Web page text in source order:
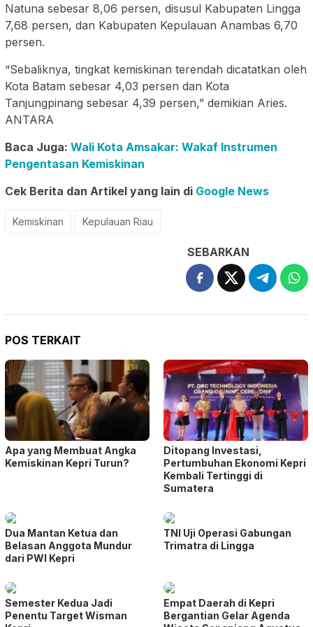
Natuna sebesar 8,06 persen, disusul Kabupaten Lingga
7,68 persen, dan Kabupaten Kepulauan Anambas 6,70
persen.
“Sebaliknya, tingkat kemiskinan terendah dicatatkan oleh
Kota Batam sebesar 4,03 persen dan Kota
Tanjungpinang sebesar 4,39 persen,” demikian Aries.
ANTARA
Baca Juga: Wali Kota Amsakar: Wakaf Instrumen
Pengentasan Kemiskinan
Cek Berita dan Artikel yang lain di Google News
Kemiskinan Kepulauan Riau
SEBARKAN
POS TERKAIT
Apa yang Membuat Angka
Kemiskinan Kepri Turun?
Ditopang Investasi,
Pertumbuhan Ekonomi Kepri
Kembali Tertinggi di
Sumatera
Dua Mantan Ketua dan
Belasan Anggota Mundur
dari PWI Kepri
TNI Uji Operasi Gabungan
Trimatra di Lingga
Semester Kedua Jadi
Penentu Target Wisman
Empat Daerah di Kepri
Bergantian Gelar Agenda